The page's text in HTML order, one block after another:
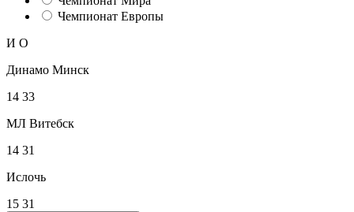
Чемпионат Европы
И О
Динамо Минск
14 33
МЛ Витебск
14 31
Ислочь
15 31